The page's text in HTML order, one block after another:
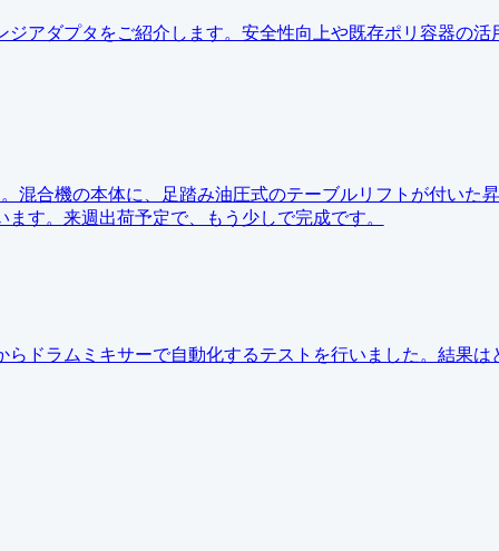
アダプタをご紹介します。安全性向上や既存ポリ容器の活
混合機の本体に、足踏み油圧式のテーブルリフトが付いた
す。来週出荷予定で、もう少しで完成です。
ドラムミキサーで自動化するテストを行いました。結果は